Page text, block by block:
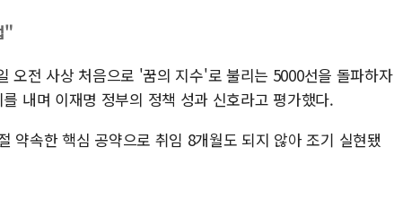
"
오전 사상 처음으로 '꿈의 지수'로 불리는 5000선을 돌파하자
내며 이재명 정부의 정책 성과 신호라고 평가했다.
약속한 핵심 공약으로 취임 8개월도 되지 않아 조기 실현됐